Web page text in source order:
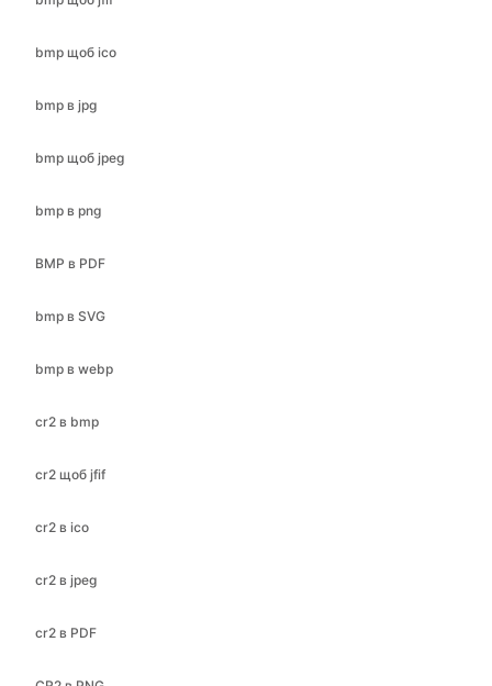
bmp в jpg
bmp щоб jpeg
bmp в png
BMP в PDF
bmp в SVG
bmp в webp
cr2 в bmp
cr2 щоб jfif
cr2 в ico
cr2 в jpeg
cr2 в PDF
CR2 в PNG
cr2 в jpg